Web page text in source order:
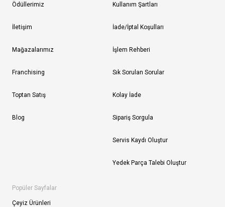
Ödüllerimiz
İletişim
Mağazalarımız
Franchising
Toptan Satış
Blog
Kullanım Şartları
İade/İptal Koşulları
İşlem Rehberi
Sık Sorulan Sorular
Kolay İade
Sipariş Sorgula
Servis Kaydı Oluştur
Yedek Parça Talebi Oluştur
Popüler Sayfalar
Çeyiz Ürünleri